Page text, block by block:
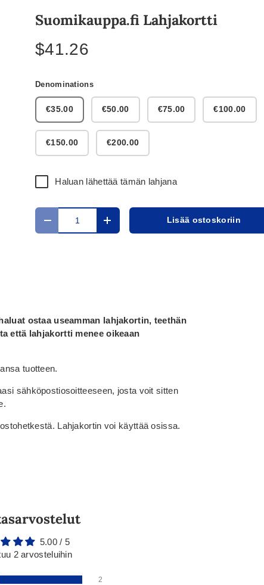
Suomikauppa.fi Lahjakortti
$41.26
Denominations
€35.00 €50.00 €75.00 €100.00
€150.00 €200.00
Haluan lähettää tämän lahjana
Määrä
Translation missing: fi.cart.items.decrease_quantity
Translation missing:Lisää ostoskoriin
ostaa useamman lahjakortin, teethän
että lahjakortti menee oikeaan
tuotteen.
sähköpostiosoitteeseen, josta voit sitten
Lahjakortin voi käyttää osissa.
5.00 / 5
2 arvosteluihin
2